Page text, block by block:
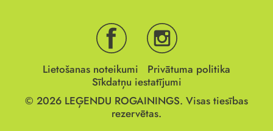
Lietošanas noteikumi
Privātuma politika
Sīkdatņu iestatījumi
© 2026 LEĢENDU ROGAININGS. Visas tiesības
rezervētas.